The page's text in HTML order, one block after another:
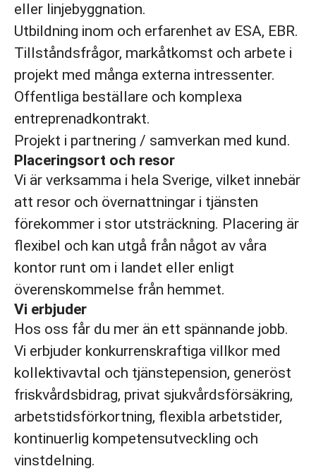
eller linjebyggnation.
Utbildning inom och erfarenhet av ESA, EBR.
Tillståndsfrågor, markåtkomst och arbete i
projekt med många externa intressenter.
Offentliga beställare och komplexa
entreprenadkontrakt.
Projekt i partnering / samverkan med kund.
Placeringsort och resor
Vi är verksamma i hela Sverige, vilket innebär
att resor och övernattningar i tjänsten
förekommer i stor utsträckning. Placering är
flexibel och kan utgå från något av våra
kontor runt om i landet eller enligt
överenskommelse från hemmet.
Vi erbjuder
Hos oss får du mer än ett spännande jobb.
Vi erbjuder konkurrenskraftiga villkor med
kollektivavtal och tjänstepension, generöst
friskvårdsbidrag, privat sjukvårdsförsäkring,
arbetstidsförkortning, flexibla arbetstider,
kontinuerlig kompetensutveckling och
vinstdelning.